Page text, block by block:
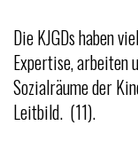
Die KJGDs haben
Expertise, arbeiten
Sozialräume der
Leitbild. (11).